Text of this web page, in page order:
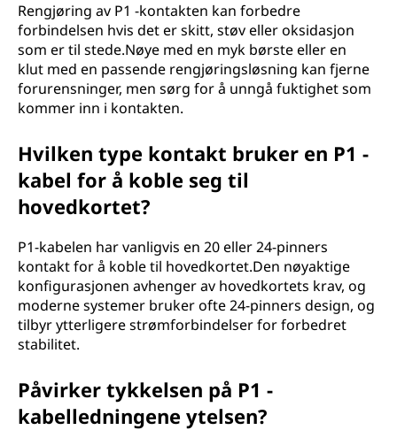
Rengjøring av P1 -kontakten kan forbedre
forbindelsen hvis det er skitt, støv eller oksidasjon
som er til stede.Nøye med en myk børste eller en
klut med en passende rengjøringsløsning kan fjerne
forurensninger, men sørg for å unngå fuktighet som
kommer inn i kontakten.
Hvilken type kontakt bruker en P1 -
kabel for å koble seg til
hovedkortet?
P1-kabelen har vanligvis en 20 eller 24-pinners
kontakt for å koble til hovedkortet.Den nøyaktige
konfigurasjonen avhenger av hovedkortets krav, og
moderne systemer bruker ofte 24-pinners design, og
tilbyr ytterligere strømforbindelser for forbedret
stabilitet.
Påvirker tykkelsen på P1 -
kabelledningene ytelsen?